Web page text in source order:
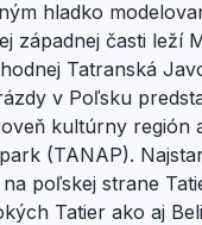
hladko
západnej časti leží
Tatranská
v Poľsku
kultúrny región
(TANAP).
poľskej strane
Tatier ako aj